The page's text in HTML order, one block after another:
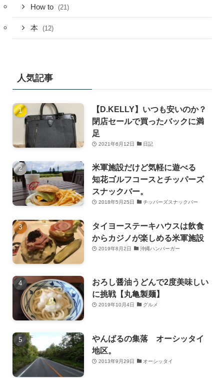
How to (21)
本 (12)
人気記事
【D.KELLY】いつも安いのか？
閉店セールで買ったバックに満
足
2021年6月12日 日記
米軍施設だけど気軽に遊べる
知花ゴルフコースとチッパーズ
スナックバー。
2018年5月25日 チッパーズスナックバー
タイヨーステーキハウスは飲食
からカジノが楽しめる米軍施設
2019年8月2日 沖縄ハンバーガー
おろし醤油うどんで2度美味しい
に挑戦【丸亀製麺】
2019年10月4日 グルメ
やんばるの集落 オーシッタイ
地区。
2013年9月29日 オーシッタイ